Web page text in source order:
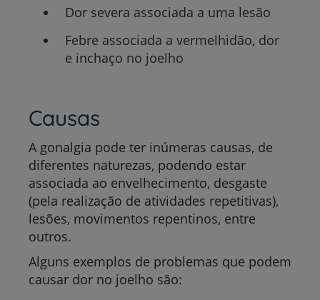
Dor severa associada a uma lesão
Febre associada a vermelhidão, dor
e inchaço no joelho
Causas
A gonalgia pode ter inúmeras causas, de
diferentes naturezas, podendo estar
associada ao envelhecimento, desgaste
(pela realização de atividades repetitivas),
lesões, movimentos repentinos, entre
outros.
Alguns exemplos de problemas que podem
causar dor no joelho são: